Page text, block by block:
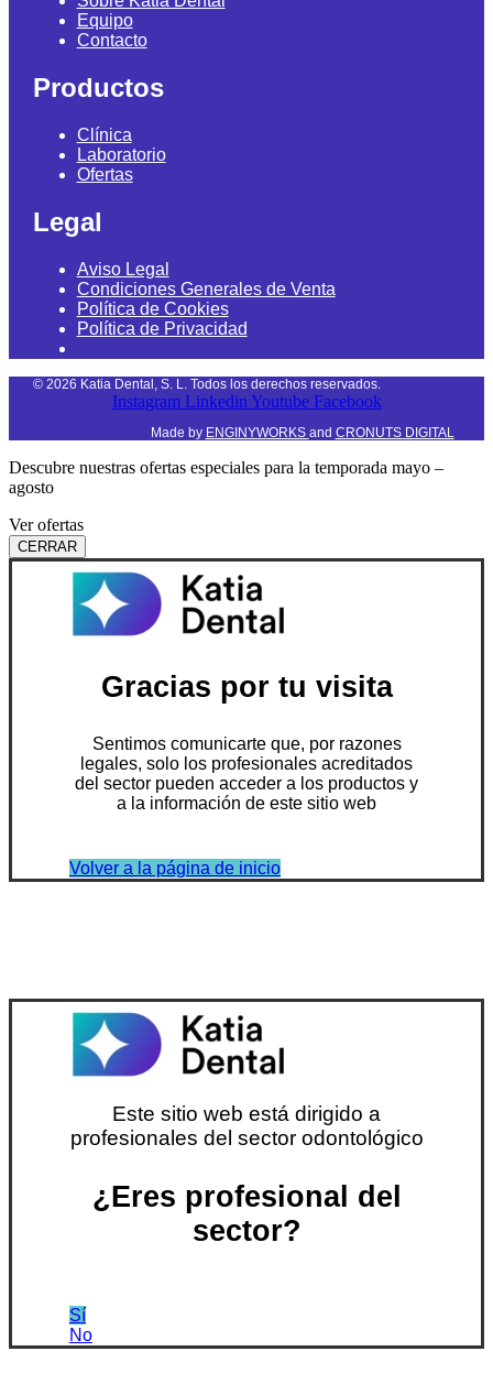
Equipo
Contacto
Productos
Clínica
Laboratorio
Ofertas
Legal
Aviso Legal
Condiciones Generales de Venta
Política de Cookies
Política de Privacidad
© 2026 Katia Dental, S. L. Todos los derechos reservados.
Instagram Linkedin Youtube Facebook
Made by ENGINYWORKS and CRONUTS DIGITAL
Descubre nuestras ofertas especiales para la temporada mayo –
agosto
Ver ofertas
CERRAR
Gracias por tu visita
Sentimos comunicarte que, por razones
legales, solo los profesionales acreditados
del sector pueden acceder a los productos y
a la información de este sitio web
Volver a la página de inicio
Este sitio web está dirigido a
profesionales del sector odontológico
¿Eres profesional del
sector?
Sí
No